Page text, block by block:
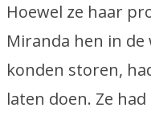
Hoewel ze haar
Miranda hen in de
konden storen,
laten doen. Ze